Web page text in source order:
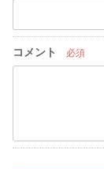
コメント 必須